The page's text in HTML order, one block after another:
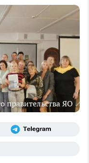
правительства ЯО